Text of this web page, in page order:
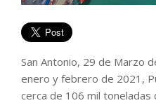
San Antonio, 29 de Marzo
enero y febrero de 2021,
cerca de 106 mil toneladas